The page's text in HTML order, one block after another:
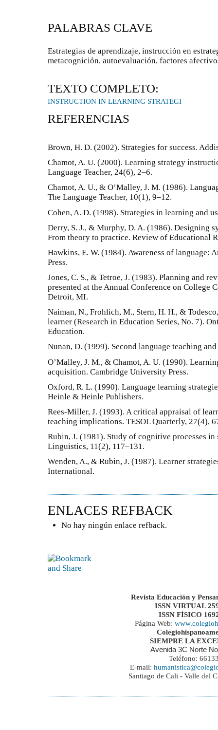
PALABRAS CLAVE
Estrategias de aprendizaje, instrucción en
metacognición, autoevaluación, factores
TEXTO COMPLETO:
INSTRUCTION IN LEARNING STRATEGI
REFERENCIAS
Brown, H. D. (2002). Strategies for success.
Chamot, A. U. (2000). Learning strategy
Language Teacher, 24(6), 2–6.
Chamot, A. U., & O’Malley, J. M. (1986).
The Language Teacher, 10(1), 9–12.
Cohen, A. D. (1998). Strategies in learning and
Derry, S. J., & Murphy, D. A. (1986). Designing
From theory to practice. Review of Educational
Hawkins, E. W. (1984). Awareness of
Press.
Jones, C. S., & Tetroe, J. (1983). Planning and
presented at the Annual Conference on College
Detroit, MI.
Naiman, N., Frohlich, M., Stern, H. H., &
learner (Research in Education Series, No. 7).
Education.
Nunan, D. (1999). Second language teaching
O’Malley, J. M., & Chamot, A. U. (1990).
acquisition. Cambridge University Press.
Oxford, R. L. (1990). Language learning
Heinle & Heinle Publishers.
Rees-Miller, J. (1993). A critical appraisal of
teaching implications. TESOL Quarterly, 27(4),
Rubin, J. (1981). Study of cognitive processes
Linguistics, 11(2), 117–131.
Wenden, A., & Rubin, J. (1987). Learner
International.
ENLACES REFBACK
No hay ningún enlace refback.
Revista Educación y
ISSN VIRTUAL
ISSN FÍSICO
Página Web:
SIEMPRE LA
Avenida 3C Norte
Teléfono:
E-mail:
Santiago de Cali - Valle del